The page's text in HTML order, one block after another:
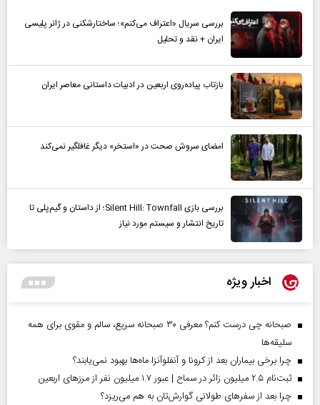
بررسی سریال «اعتراف می‌کنم»؛ ساختارشکنی در ژانر پلیسی
ایران + نقد و تحلیل
بازتاب پیاده‌روی اربعین در ادبیات داستانی معاصر ایران
امضای سروش صحت در «استخر» دیگر غافلگیر نمی‌کند
بررسی بازی Silent Hill: Townfall؛ از داستان و گیم‌پلی تا
تاریخ انتشار و سیستم مورد نیاز
اخبار ویژه
صبحانه چی درست کنم؟ معرفی ۳۰ صبحانه سریع، سالم و مقوی برای همه
سلیقه‌ها
چرا برخی بیماران بعد از کرونا و آنفلوآنزا ماه‌ها بهبود نمی‌یابند؟
ثبت‌نام ۲.۵ میلیون زائر در سماح | عبور ۱.۷ میلیون نفر از مرز‌های اربعین
چرا بعد از سفرهای طولانی گوارش‌تان به هم می‌ریزد؟